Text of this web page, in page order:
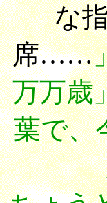
な
席……
万万歳
葉で、